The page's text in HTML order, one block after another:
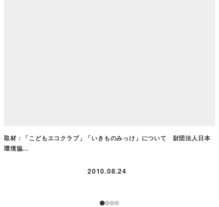
取材：「こどもエコクラブ」「いきものみっけ」について 財団法人日本
環境協…
2010.08.24